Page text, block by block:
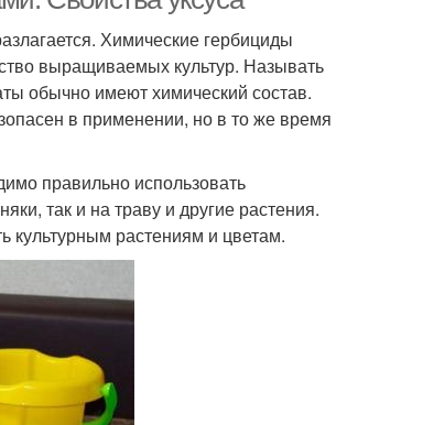
Химические гербициды
выращиваемых культур. Называть
обычно имеют химический состав.
в применении, но в то же время
правильно использовать
так и на траву и другие растения.
культурным растениям и цветам.